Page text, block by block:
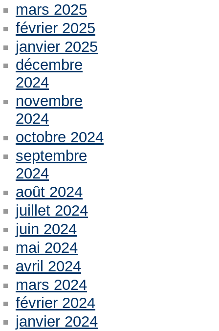
mars 2025
février 2025
janvier 2025
décembre
2024
novembre
2024
octobre 2024
septembre
2024
août 2024
juillet 2024
juin 2024
mai 2024
avril 2024
mars 2024
février 2024
janvier 2024